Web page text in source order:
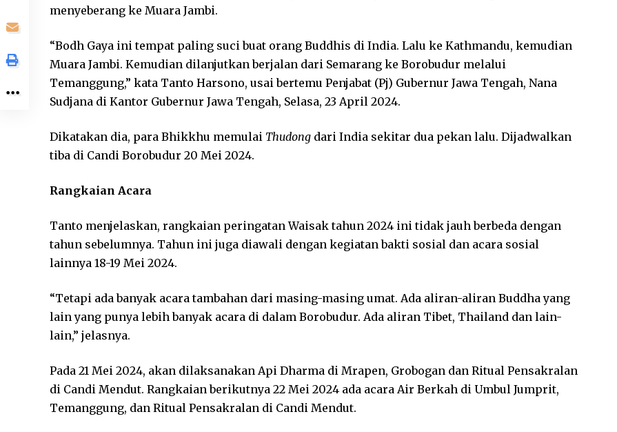
menyeberang ke Muara Jambi.
“Bodh Gaya ini tempat paling suci buat orang Buddhis di India. Lalu ke Kathmandu, kemudian
Muara Jambi. Kemudian dilanjutkan berjalan dari Semarang ke Borobudur melalui
Temanggung,” kata Tanto Harsono, usai bertemu Penjabat (Pj) Gubernur Jawa Tengah, Nana
Sudjana di Kantor Gubernur Jawa Tengah, Selasa, 23 April 2024.
Dikatakan dia, para Bhikkhu memulai Thudong dari India sekitar dua pekan lalu. Dijadwalkan
tiba di Candi Borobudur 20 Mei 2024.
Rangkaian Acara
Tanto menjelaskan, rangkaian peringatan Waisak tahun 2024 ini tidak jauh berbeda dengan
tahun sebelumnya. Tahun ini juga diawali dengan kegiatan bakti sosial dan acara sosial
lainnya 18-19 Mei 2024.
“Tetapi ada banyak acara tambahan dari masing-masing umat. Ada aliran-aliran Buddha yang
lain yang punya lebih banyak acara di dalam Borobudur. Ada aliran Tibet, Thailand dan lain-
lain,” jelasnya.
Pada 21 Mei 2024, akan dilaksanakan Api Dharma di Mrapen, Grobogan dan Ritual Pensakralan
di Candi Mendut. Rangkaian berikutnya 22 Mei 2024 ada acara Air Berkah di Umbul Jumprit,
Temanggung, dan Ritual Pensakralan di Candi Mendut.